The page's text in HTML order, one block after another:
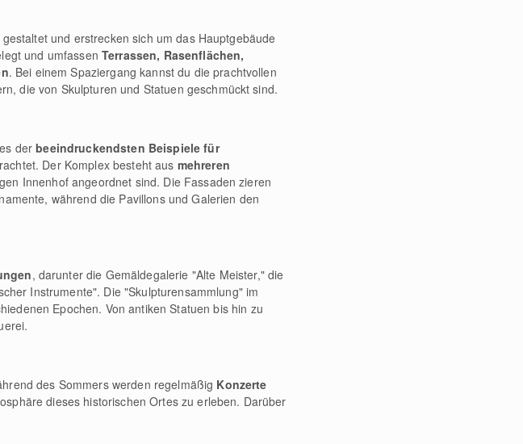
und erstrecken sich um das Hauptgebäude
und umfassen Terrassen, Rasenflächen,
. Bei einem Spaziergang kannst du die prachtvollen
die von Skulpturen und Statuen geschmückt sind.
derbeeindruckendsten Beispiele für
Der Komplex besteht aus mehreren
Innenhof angeordnet sind. Die Fassaden zieren
während die Pavillons und Galerien den
, darunter die Gemäldegalerie "Alte Meister," die
Instrumente". Die "Skulpturensammlung" im
Epochen. Von antiken Statuen bis hin zu
des Sommers werden regelmäßig Konzerte
dieses historischen Ortes zu erleben. Darüber